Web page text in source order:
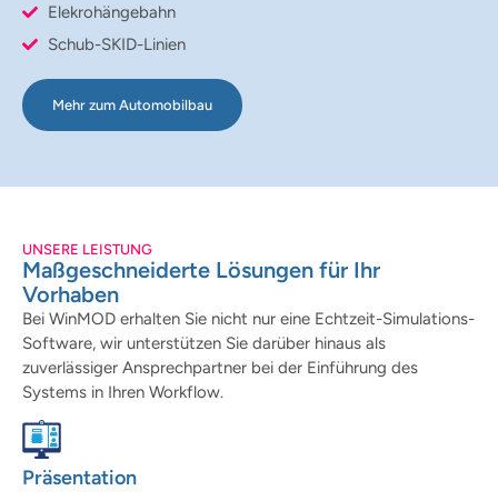
Elekrohängebahn
Schub-SKID-Linien
Mehr zum Automobilbau
UNSERE LEISTUNG
Maßgeschneiderte Lösungen für Ihr
Vorhaben
Bei WinMOD erhalten Sie nicht nur eine Echtzeit-Simulations-
Software, wir unterstützen Sie darüber hinaus als
zuverlässiger Ansprechpartner bei der Einführung des
Systems in Ihren Workflow.
Präsentation